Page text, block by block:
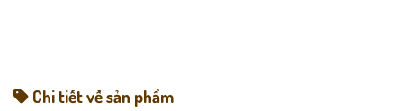
Chi tiết về sản phẩm